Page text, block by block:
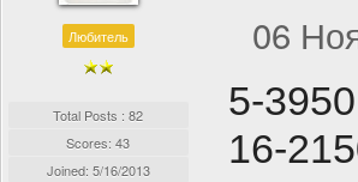
Любитель
Total Posts : 82
Scores: 43
Joined: 5/16/2013
06
5-3950
16-